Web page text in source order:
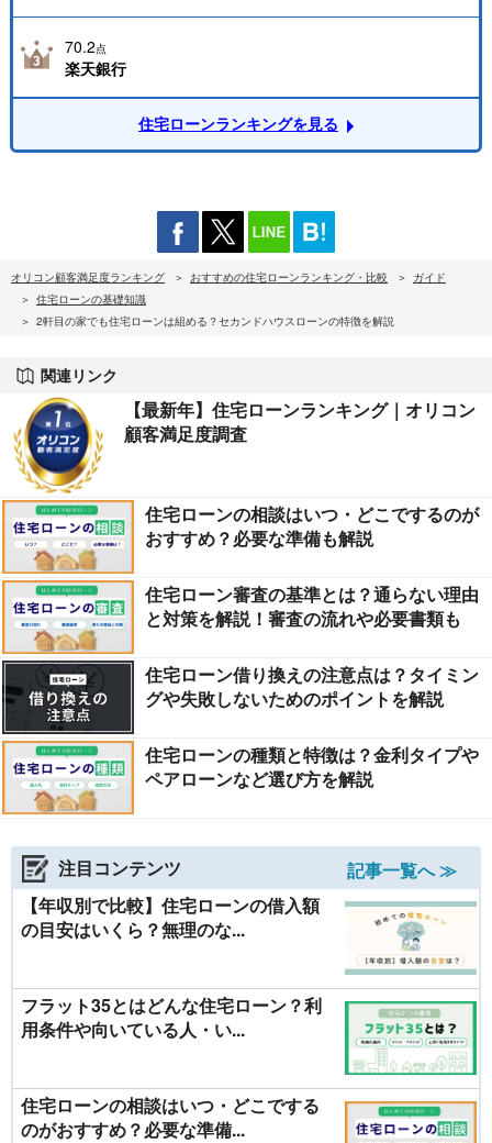
70.2点
楽天銀行
住宅ローンランキングを見る
オリコン顧客満足度ランキング おすすめの住宅ローンランキング・比較
ガイド
住宅ローンの基礎知識
2軒目の家でも住宅ローンは組める？セカンドハウスローンの特徴を解説
関連リンク
【最新年】住宅ローンランキング｜オリコン
顧客満足度調査
住宅ローンの相談はいつ・どこでするのが
おすすめ？必要な準備も解説
住宅ローン審査の基準とは？通らない理由
と対策を解説！審査の流れや必要書類も
住宅ローン借り換えの注意点は？タイミン
グや失敗しないためのポイントを解説
住宅ローンの種類と特徴は？金利タイプや
ペアローンなど選び方を解説
注目コンテンツ
記事一覧へ ≫
【年収別で比較】住宅ローンの借入額
の目安はいくら？無理のな...
フラット35とはどんな住宅ローン？利
用条件や向いている人・い...
住宅ローンの相談はいつ・どこでする
のがおすすめ？必要な準備...